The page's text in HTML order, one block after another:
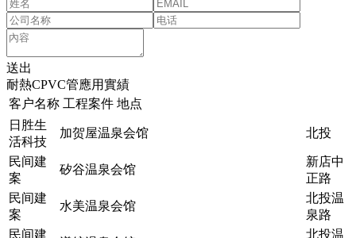
送出
耐熱CPVC管應用實績
客户名称 工程案件 地点
日胜生
活科技
加贺屋温泉会馆 北投
民间建
案
矽谷温泉会馆
新店中
正路
民间建
案
水美温泉会馆
北投温
泉路
民间建
北投温